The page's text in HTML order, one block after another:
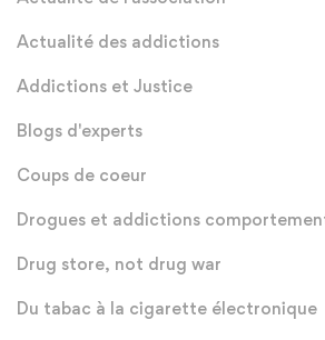
Actualité des addictions
Addictions et Justice
Blogs d'experts
Coups de coeur
Drogues et addictions
Drug store, not drug war
Du tabac à la cigarette électronique